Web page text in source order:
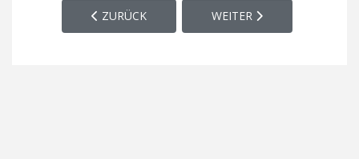
VORHERIGER BEITRAG: SPORTPLATZ,
ZURÜCK NÄCHSTER BEITRAG: OFF
WEITER